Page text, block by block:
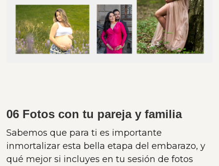
06 Fotos con tu pareja y familia
Sabemos que para ti es importante
inmortalizar esta bella etapa del embarazo, y
qué mejor si incluyes en tu sesión de fotos